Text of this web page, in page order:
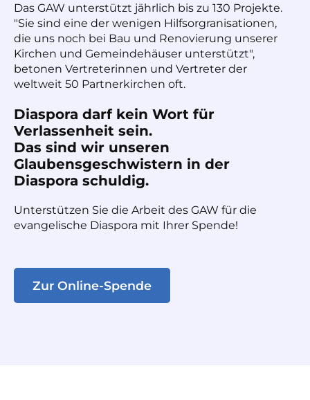
Das GAW unterstützt jährlich bis zu 130 Projekte.
"Sie sind eine der wenigen Hilfsorgranisationen,
die uns noch bei Bau und Renovierung unserer
Kirchen und Gemeindehäuser unterstützt",
betonen Vertreterinnen und Vertreter der
weltweit 50 Partnerkirchen oft.
Diaspora darf kein Wort für
Verlassenheit sein.
Das sind wir unseren
Glaubensgeschwistern in der
Diaspora schuldig.
Unterstützen Sie die Arbeit des GAW für die
evangelische Diaspora mit Ihrer Spende!
Zur Online-Spende